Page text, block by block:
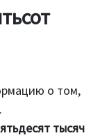
о том,
тысяч